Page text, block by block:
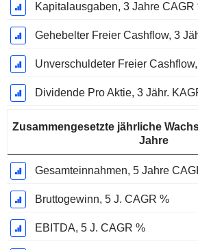
Kapitalausgaben, 3 Jahre CAGR
Gehebelter Freier Cashflow, 3
Dividende Pro Aktie, 3 Jähr.
Zusammengesetzte jährliche
Jahre
Gesamteinnahmen, 5 Jahre
Bruttogewinn, 5 J. CAGR %
EBITDA, 5 J. CAGR %